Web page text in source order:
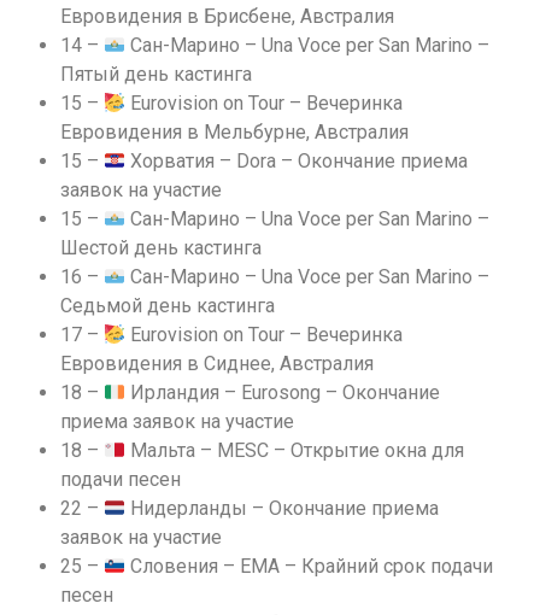
Евровидения в Брисбене, Австралия
14 –
Сан-Марино – Una Voce per San Marino –
Пятый день кастинга
15 –
Eurovision on Tour – Вечеринка
Евровидения в Мельбурне, Австралия
15 –
Хорватия – Dora – Окончание приема
заявок на участие
15 –
Сан-Марино – Una Voce per San Marino –
Шестой день кастинга
16 –
Сан-Марино – Una Voce per San Marino –
Седьмой день кастинга
17 –
Eurovision on Tour – Вечеринка
Евровидения в Сиднее, Австралия
18 –
Ирландия – Eurosong – Окончание
приема заявок на участие
18 –
Мальта – MESC – Открытие окна для
подачи песен
22 –
Нидерланды – Окончание приема
заявок на участие
25 –
Словения – EMA – Крайний срок подачи
песен